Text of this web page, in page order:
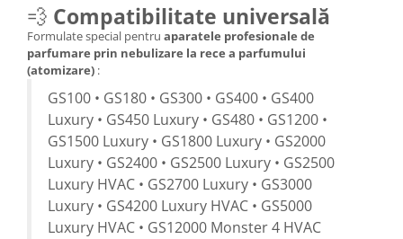
💨 Compatibilitate universală
Formulate special pentru aparatele profesionale de
parfumare prin nebulizare la rece a parfumului
(atomizare) :
GS100 • GS180 • GS300 • GS400 • GS400
Luxury • GS450 Luxury • GS480 • GS1200 •
GS1500 Luxury • GS1800 Luxury • GS2000
Luxury • GS2400 • GS2500 Luxury • GS2500
Luxury HVAC • GS2700 Luxury • GS3000
Luxury • GS4200 Luxury HVAC • GS5000
Luxury HVAC • GS12000 Monster 4 HVAC